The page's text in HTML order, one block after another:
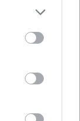
more Google
may click to
tags to
Google